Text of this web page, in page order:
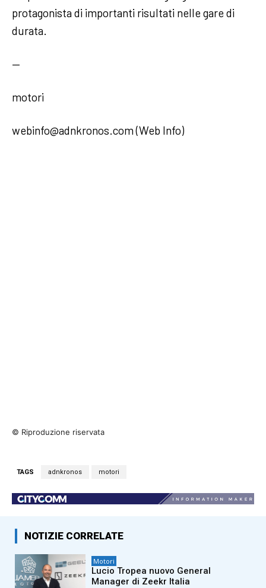
protagonista di importanti risultati nelle gare di
durata.
—
motori
webinfo@adnkronos.com (Web Info)
© Riproduzione riservata
TAGS adnkronos motori
NOTIZIE CORRELATE
Motori
Lucio Tropea nuovo General
Manager di Zeekr Italia